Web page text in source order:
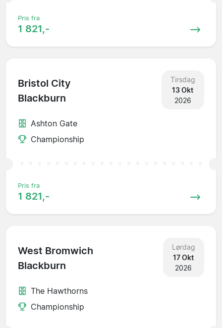
Pris fra
1 821,-
Bristol City
Blackburn
Tirsdag
13 Okt
2026
Ashton Gate
Championship
Pris fra
1 821,-
West Bromwich
Blackburn
Lørdag
17 Okt
2026
The Hawthorns
Championship